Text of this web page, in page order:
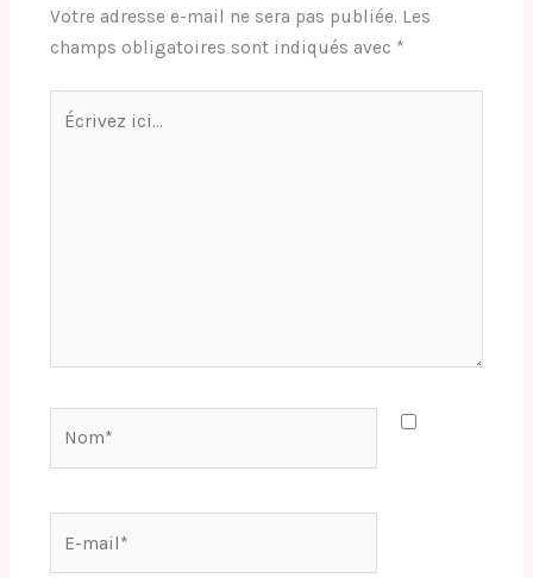
Votre adresse e-mail ne sera pas publiée. Les
champs obligatoires sont indiqués avec *
Écrivez